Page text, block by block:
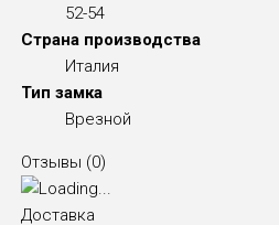
52-54
Страна производства
Италия
Тип замка
Врезной
Отзывы (0)
Доставка